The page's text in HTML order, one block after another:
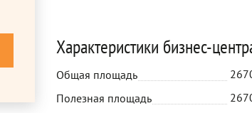
Характеристики бизнес-
Общая площадь
Полезная площадь